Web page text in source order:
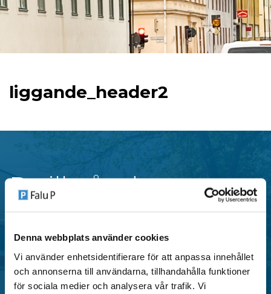
Denna webbplats använder cookies
Vi använder enhetsidentifierare för att anpassa innehållet
och annonserna till användarna, tillhandahålla funktioner
för sociala medier och analysera vår trafik. Vi
liggande_header2
P-tillstånd
centrala områden i Falun, anpassade för både
privatpersoner och verksamheter.